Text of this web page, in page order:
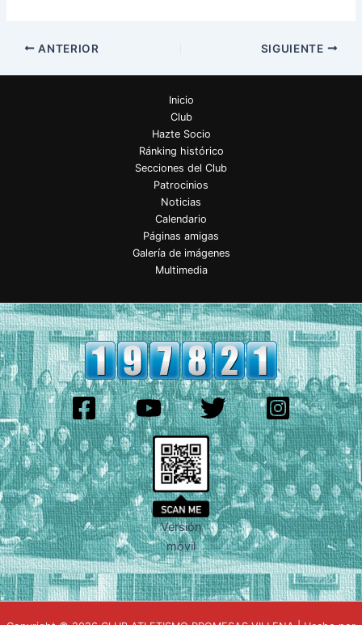
ANTERIOR SIGUIENTE
Inicio
Club
Hazte Socio
Ránking histórico
Secciones del Club
Patrocinios
Noticias
Calendario
Páginas amigas
Galería de imágenes
Multimedia
Versión
móvil